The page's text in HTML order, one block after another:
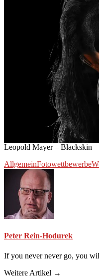
Leopold Mayer – Blackskin
AllgemeinFotowettbewerbe
Peter Rein-Hodurek
If you never never go, you
Weitere Artikel →